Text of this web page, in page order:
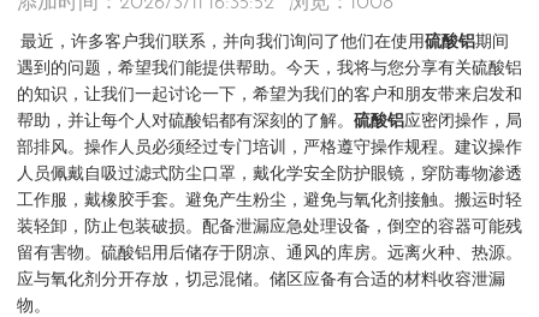
最近，许多客户我们联系，并向我们询问了他们在使用硫酸铝期间
遇到的问题，希望我们能提供帮助。今天，我将与您分享有关硫酸铝
的知识，让我们一起讨论一下，希望为我们的客户和朋友带来启发和
帮助，并让每个人对硫酸铝都有深刻的了解。 硫酸铝应密闭操作，局
部排风。操作人员必须经过专门培训，严格遵守操作规程。建议操作
人员佩戴自吸过滤式防尘口罩，戴化学安全防护眼镜，穿防毒物渗透
工作服，戴橡胶手套。避免产生粉尘，避免与氧化剂接触。搬运时轻
装轻卸，防止包装破损。配备泄漏应急处理设备，倒空的容器可能残
留有害物。硫酸铝用后储存于阴凉、通风的库房。远离火种、热源。
应与氧化剂分开存放，切忌混储。储区应备有合适的材料收容泄漏
物。